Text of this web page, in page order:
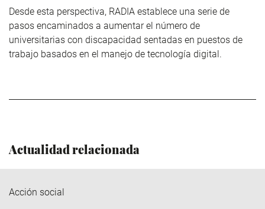
Desde esta perspectiva, RADIA establece una serie de
pasos encaminados a aumentar el número de
universitarias con discapacidad sentadas en puestos de
trabajo basados en el manejo de tecnología digital.
Actualidad relacionada
Acción social